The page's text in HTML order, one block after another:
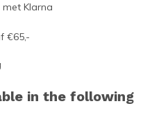
Klarna
€65,-
in the following